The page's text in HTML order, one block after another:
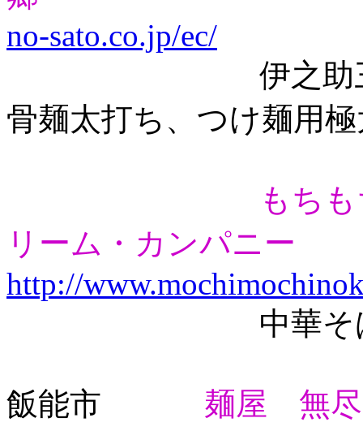
no-sato.co.jp/ec/
伊之助三代目
骨麺太打ち、つけ麺用
もち
リーム・カンパニー
http://
中華そば（和
飯能市 麺屋 無尽